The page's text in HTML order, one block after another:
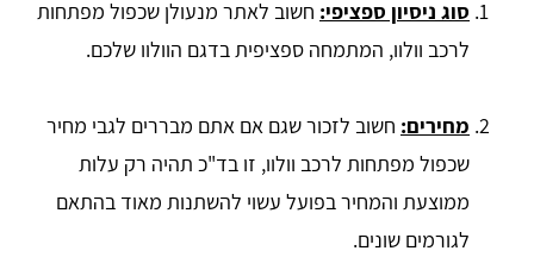
סוג ניסיון ספציפי: חשוב לאתר מנעולן שכפול מפתחות
לרכב וולוו, המתמחה ספציפית בדגם הוולוו שלכם.
מחירים: חשוב לזכור שגם אם אתם מבררים לגבי מחיר
שכפול מפתחות לרכב וולוו, זו בד"כ תהיה רק עלות
ממוצעת והמחיר בפועל עשוי להשתנות מאוד בהתאם
לגורמים שונים.